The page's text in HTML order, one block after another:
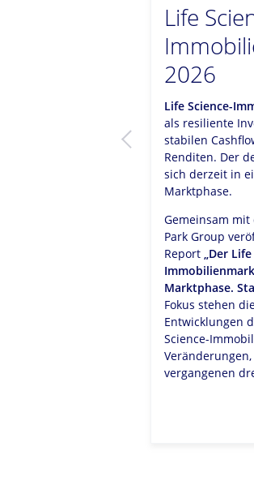
Life
2026
Life Science-
als resiliente
stabilen
Renditen. Der
sich derzeit in
Marktphase.
Gemeinsam mit
Park Group
Report „Der
Marktphase.
Fokus stehen
Entwicklungen
Science-
vergangenen